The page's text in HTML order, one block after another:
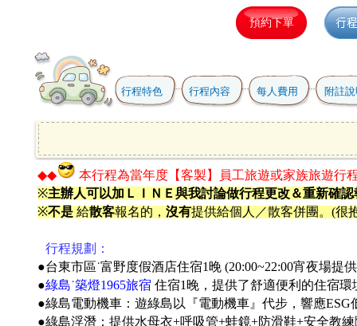
行程特色 行程內容 每人費用 附註
◆◆
本行程為當年度【客製】員工旅遊或家族旅遊行
※主辦人可以加ＬＩＮＥ與我討論做行程更改＆重新確
※不是 給散客報名的， 沒有提供給個人／散客併團。(很
行程規劃：
●台東市區˙富野度假酒店住宿1晚 (20:00~22:00宵夜場
●綠島˙築燈1965旅宿 住宿1晚，提供了舒適便利的住宿
●綠島電動機車：遊綠島以『電動機車』代步，響應ESG
●綠島浮潛：提供水母衣+呼吸管+蛙鏡+防滑鞋+安全教